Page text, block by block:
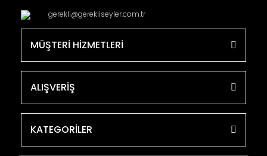
gerekli@gerekliseyler.com.tr
MÜŞTERİ HİZMETLERİ
ALIŞVERİŞ
KATEGORİLER